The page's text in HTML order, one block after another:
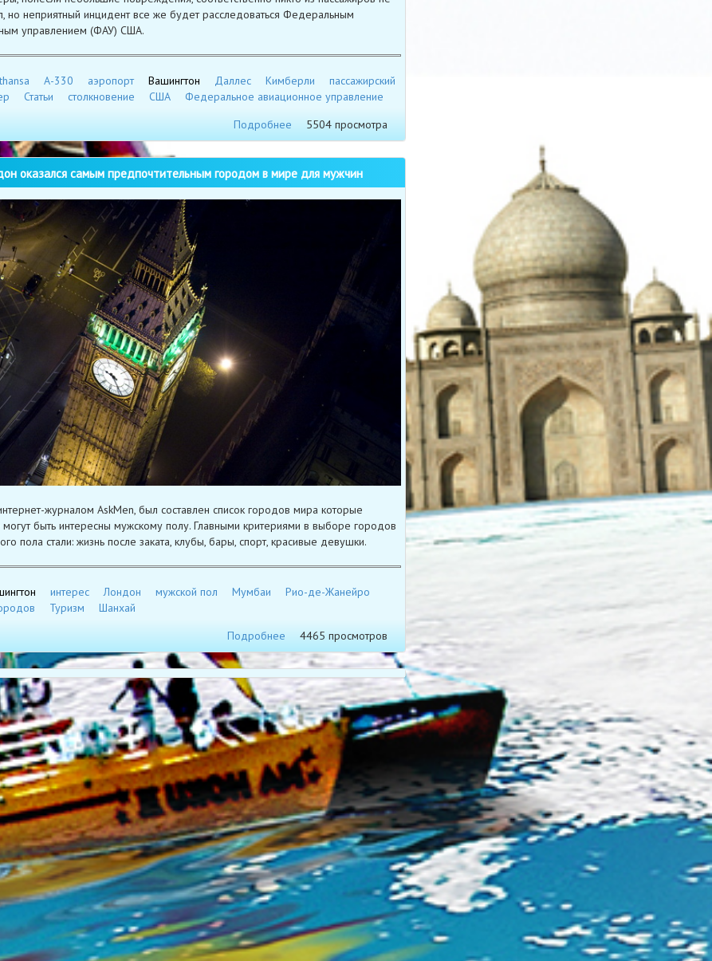
но неприятный инцидент все же будет расследоваться Федеральным
управлением (ФАУ) США.
А-330 аэропорт Вашингтон Даллес Кимберли
пассажирский
Статьи столкновение США
Федеральное авиационное управление
Подробнее
5504 просмотра
оказался самым предпочтительным городом в мире для мужчин
журналом AskMen, был составлен список городов мира которые
быть интересны мужскому полу. Главными критериями в выборе городов
пола стали: жизнь после заката, клубы, бары, спорт, красивые девушки.
интерес Лондон мужской пол Мумбаи
Рио-де-Жанейро
Туризм
Шанхай
Подробнее
4465 просмотров